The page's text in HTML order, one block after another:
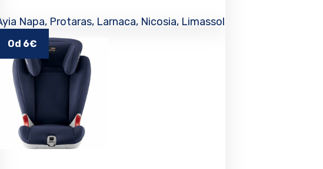
Napa, Protaras, Larnaca, Nicosia, Limassol
Od 6€